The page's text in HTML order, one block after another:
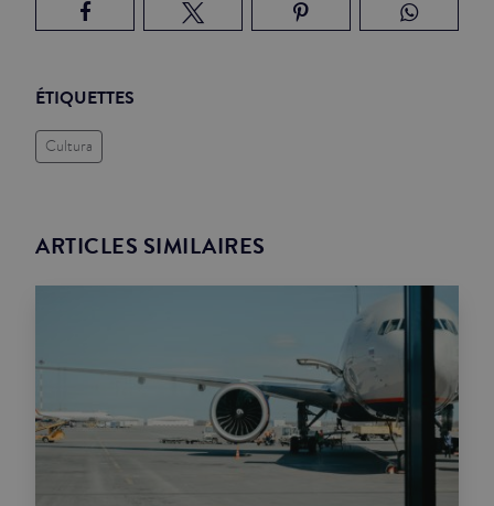
ÉTIQUETTES
Cultura
ARTICLES SIMILAIRES